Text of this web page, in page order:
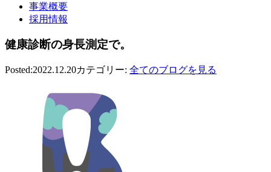
事業概要
採用情報
健康診断の身長測定で。
Posted:2022.12.20カテゴリー: 全てのブログを見る